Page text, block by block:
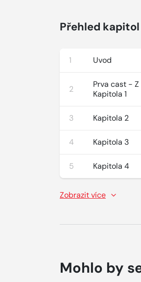
Přehled kapitol
1 Uvod
2
Prva cast - Z
Kapitola 1
3 Kapitola 2
4 Kapitola 3
5 Kapitola 4
Zobrazit více
Mohlo by